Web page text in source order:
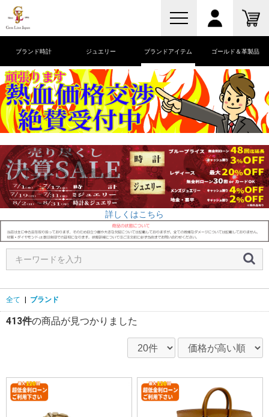
ブランド時計 ジュエリー ブランドアイテム ゴールド＆革製品
詳しくはこちら
全て ブランド
413件の商品が見つかりました